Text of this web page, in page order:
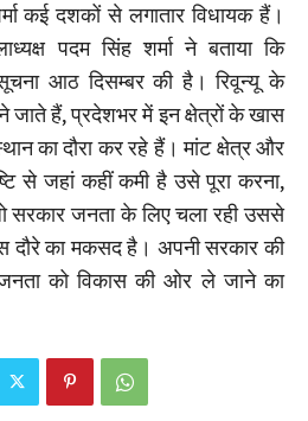
कई दशकों से लगातार विधायक हैं।
पदम सिंह शर्मा ने बताया कि
आठ दिसम्बर की है। रिवून्यू के
जाते हैं, प्रदेशभर में इन क्षेत्रों के खास
का दौरा कर रहे हैं। मांट क्षेत्र और
से जहां कहीं कमी है उसे पूरा करना,
सरकार जनता के लिए चला रही उससे
दौरे का मकसद है। अपनी सरकार की
जनता को विकास की ओर ले जाने का